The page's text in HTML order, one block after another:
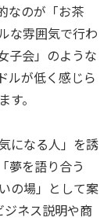
なのが「お茶
な雰囲気で行わ
子会」のような
ルが低く感じら
。
になる人」を誘
夢を語り合う
の場」として案
ジネス説明や商